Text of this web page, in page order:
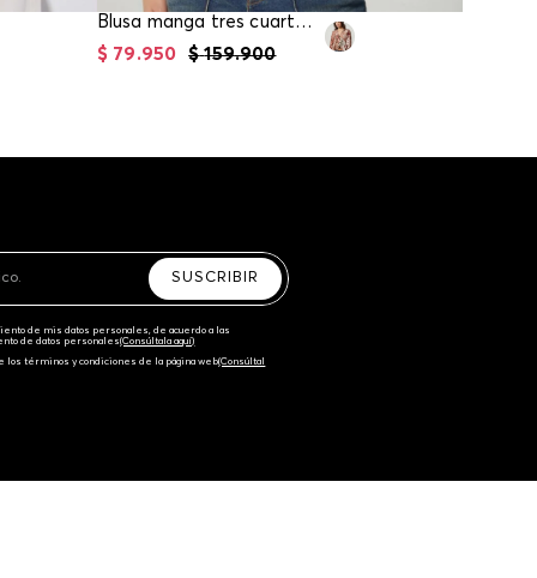
Blusa manga tres cuartos para mujer
$ 159.900
$ 79.950
SUSCRIBIR
de mis datos personales, de acuerdo a las
de datos personales‎(Consúltala aquí)
los términos y condiciones de la página web‎(Consúltal